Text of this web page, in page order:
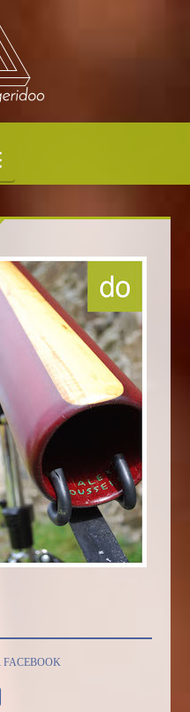
Navigation
FACEBOOK